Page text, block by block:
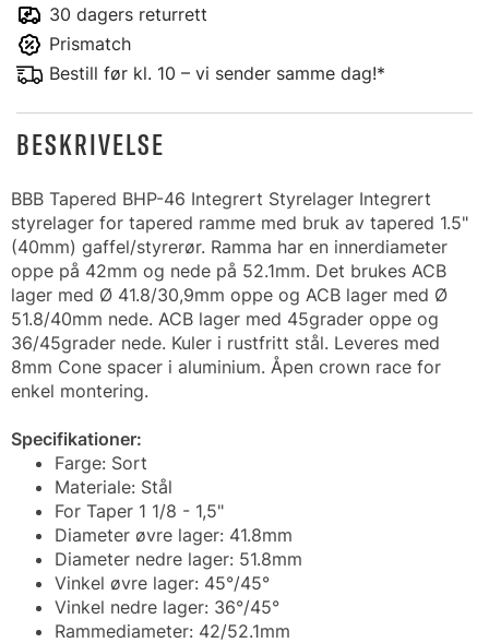
30 dagers returrett
Prismatch
Bestill før kl. 10 – vi sender samme dag!*
BESKRIVELSE
BBB Tapered BHP-46 Integrert Styrelager Integrert
styrelager for tapered ramme med bruk av tapered 1.5"
(40mm) gaffel/styrerør. Ramma har en innerdiameter
oppe på 42mm og nede på 52.1mm. Det brukes ACB
lager med Ø 41.8/30,9mm oppe og ACB lager med Ø
51.8/40mm nede. ACB lager med 45grader oppe og
36/45grader nede. Kuler i rustfritt stål. Leveres med
8mm Cone spacer i aluminium. Åpen crown race for
enkel montering.
Specifikationer:
Farge: Sort
Materiale: Stål
For Taper 1 1/8 - 1,5"
Diameter øvre lager: 41.8mm
Diameter nedre lager: 51.8mm
Vinkel øvre lager: 45°/45°
Vinkel nedre lager: 36°/45°
Rammediameter: 42/52.1mm